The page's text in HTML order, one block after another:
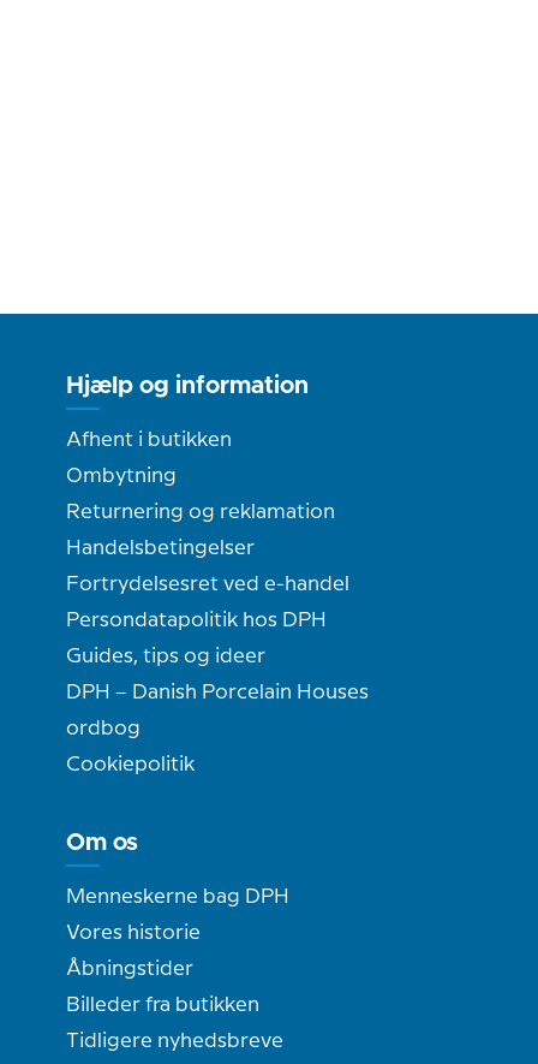
Hjælp og information
Afhent i butikken
Ombytning
Returnering og reklamation
Handelsbetingelser
Fortrydelsesret ved e-handel
Persondatapolitik hos DPH
Guides, tips og ideer
DPH – Danish Porcelain Houses
ordbog
Cookiepolitik
Om os
Menneskerne bag DPH
Vores historie
Åbningstider
Billeder fra butikken
Tidligere nyhedsbreve